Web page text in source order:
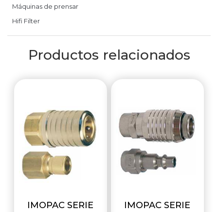
Máquinas de prensar
Hifi Filter
Productos relacionados
IMOPAC SERIE
IMOPAC SERIE